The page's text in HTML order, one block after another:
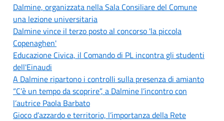
Dalmine, organizzata nella Sala Consiliare del Comune
una lezione universitaria
Dalmine vince il terzo posto al concorso 'la piccola
Copenaghen'
Educazione Civica, il Comando di PL incontra gli studenti
dell'Einaudi
A Dalmine ripartono i controlli sulla presenza di amianto
“C’è un tempo da scoprire”, a Dalmine l’incontro con
l’autrice Paola Barbato
Gioco d’azzardo e territorio, l’importanza della Rete